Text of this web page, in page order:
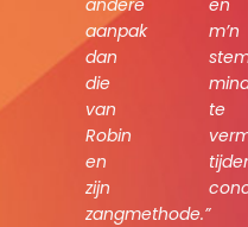
aanpak
dan
die
van
Robin
en
zijn
zangmethode.”
m’n
te